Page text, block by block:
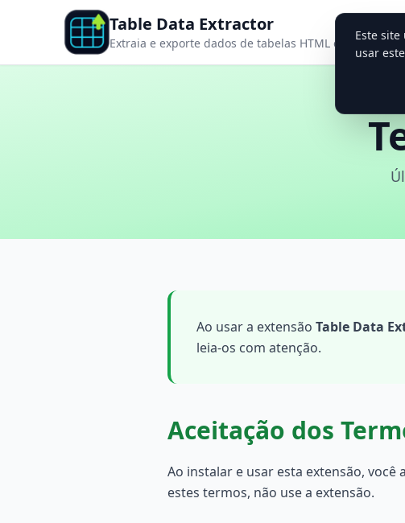
Table Data Extractor
Extraia e exporte dados de tabelas HTML em vários
Ao usar a extensão Table Data
leia-os com atenção.
Aceitação dos
Ao instalar e usar esta extensão,
estes termos, não use a extensão.
Este
usar